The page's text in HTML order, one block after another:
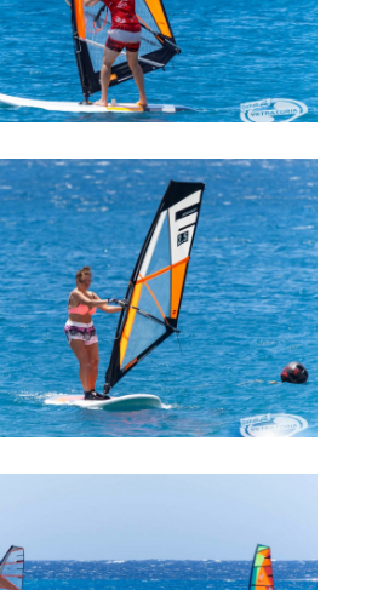
Система скидок
Обучение кайтсерфингу
Контакты